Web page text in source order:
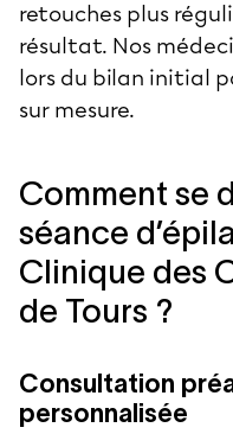
retouches plus
résultat. Nos
lors du bilan initial
sur mesure.
Comment se
séance
Clinique des
de Tours ?
Consultation
personnalisée